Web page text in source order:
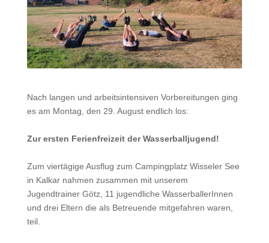
Nach langen und arbeitsintensiven Vorbereitungen ging
es am Montag, den 29. August endlich los:
Zur ersten Ferienfreizeit der Wasserballjugend!
Zum viertägige Ausflug zum Campingplatz Wisseler See
in Kalkar nahmen zusammen mit unserem
Jugendtrainer Götz, 11 jugendliche WasserballerInnen
und drei Eltern die als Betreuende mitgefahren waren,
teil.